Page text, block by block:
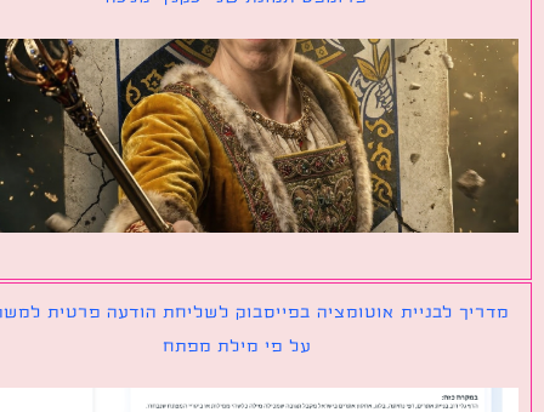
לבניית אוטומציה בפייסבוק לשליחת הודעה פרטית למשתמש
על פי מילת מפתח